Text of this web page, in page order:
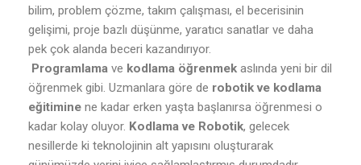
bilim, problem çözme, takım çalışması, el becerisinin
gelişimi, proje bazlı düşünme, yaratıcı sanatlar ve daha
pek çok alanda beceri kazandırıyor.
Programlama ve kodlama öğrenmek aslında yeni bir dil
öğrenmek gibi. Uzmanlara göre de robotik ve kodlama
eğitimine ne kadar erken yaşta başlanırsa öğrenmesi o
kadar kolay oluyor. Kodlama ve Robotik, gelecek
nesillerde ki teknolojinin alt yapısını oluşturarak